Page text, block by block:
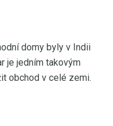
domy byly v Indii
je jedním takovým
obchod v celé zemi.